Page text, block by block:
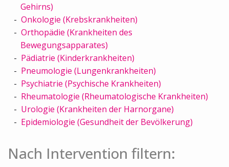
Gehirns)
Onkologie (Krebskrankheiten)
Orthopädie (Krankheiten des
Bewegungsapparates)
Pädiatrie (Kinderkrankheiten)
Pneumologie (Lungenkrankheiten)
Psychiatrie (Psychische Krankheiten)
Rheumatologie (Rheumatologische Krankheiten)
Urologie (Krankheiten der Harnorgane)
Epidemiologie (Gesundheit der Bevölkerung)
Nach Intervention filtern: